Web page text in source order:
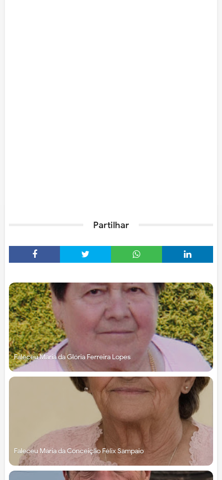
Partilhar
Faleceu Maria da Glória Ferreira Lopes
Faleceu Maria da Conceição Félix Sampaio